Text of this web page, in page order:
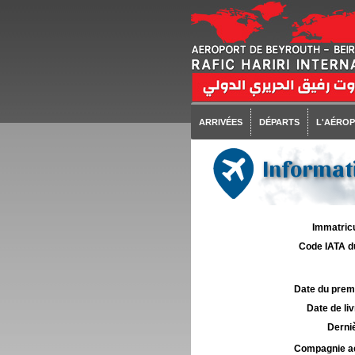
ARRIVÉES DÉPARTS
Code IATA
Date du
Date de
Compagnie